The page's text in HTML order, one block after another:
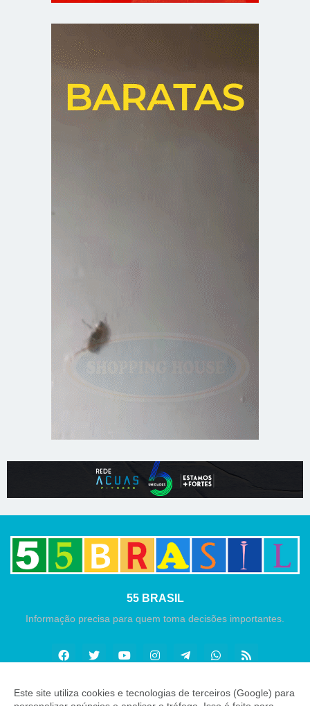
55 BRASIL
Informação precisa para quem toma decisões importantes.
Este site utiliza cookies e tecnologias de terceiros (Google) para